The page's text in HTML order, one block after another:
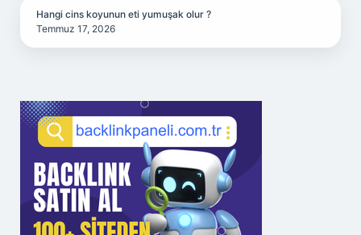
Hangi cins koyunun eti yumuşak olur ?
Temmuz 17, 2026